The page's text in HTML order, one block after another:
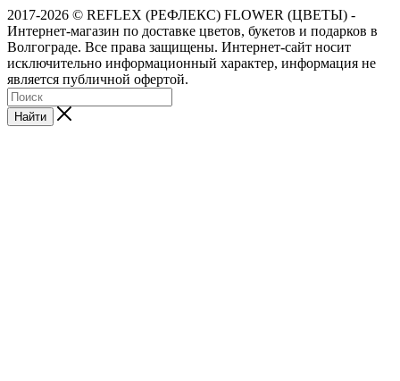
2017-2026 © REFLEX (РЕФЛЕКС) FLOWER (ЦВЕТЫ) -
Интернет-магазин по доставке цветов, букетов и подарков в
Волгограде. Все права защищены. Интернет-сайт носит
исключительно информационный характер, информация не
является публичной офертой.
Найти